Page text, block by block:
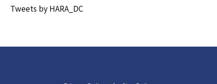
Tweets by HARA_DC